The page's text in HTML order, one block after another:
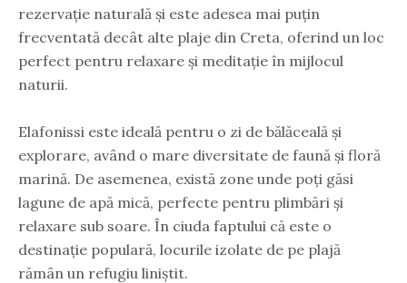
rezervație naturală și este adesea mai puțin
frecventată decât alte plaje din Creta, oferind un loc
perfect pentru relaxare și meditație în mijlocul
naturii.
Elafonissi este ideală pentru o zi de bălăceală și
explorare, având o mare diversitate de faună și floră
marină. De asemenea, există zone unde poți găsi
lagune de apă mică, perfecte pentru plimbări și
relaxare sub soare. În ciuda faptului că este o
destinație populară, locurile izolate de pe plajă
rămân un refugiu liniștit.